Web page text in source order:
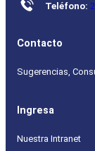
Teléfono:
Contacto
Sugerencias,
Ingresa
Nuestra Intranet